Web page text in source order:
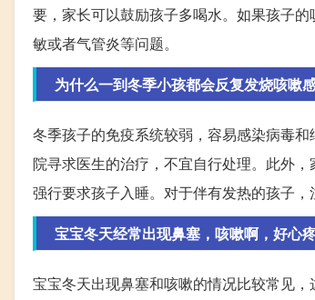
要，家长可以鼓励孩子多喝水。如果孩子
敏或者气管炎等问题。
为什么一到冬季小孩都会反复发烧咳嗽
冬季孩子的免疫系统较弱，容易感染病毒
院寻求医生的治疗，不宜自行处理。此外
强行要求孩子入睡。对于伴有发热的孩子
宝宝冬天经常出现鼻塞，咳嗽啊，好心
宝宝冬天出现鼻塞和咳嗽的情况比较常见